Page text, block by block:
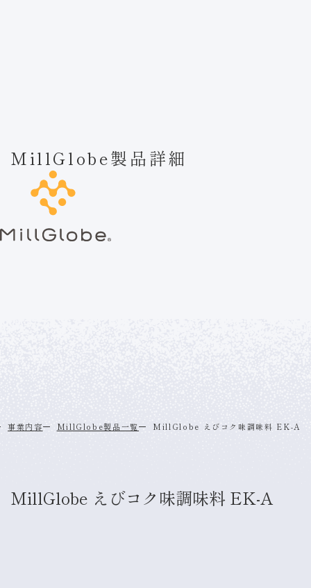
ODM・OEM
製造体制
食品素材
MillGlobe製品一覧
研究機関・企業との連携
安全・安心・高品質のために
社長挨拶・企業理念
会社概要
海外事業
採用情報
新卒採用
キャリア採用
お知らせ
お問い合わせ
MillGlobe製品詳細
事業内容 MillGlobe製品一覧 MillGlobe えびコク味調味料 EK-A
MillGlobe えびコク味調味料 EK-A